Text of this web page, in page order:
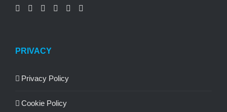
PRIVACY
Privacy Policy
Cookie Policy